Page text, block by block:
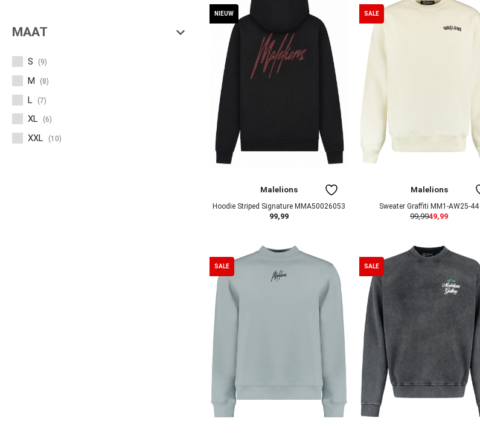
MAAT
S (9)
M (8)
L (7)
XL (6)
XXL (10)
NIEUW
Malelions
Hoodie Striped Signature MMA50026053
99,99
SALE
Malelions
Sweater Graffiti MM1-AW25-44
99,9949,99
SALE SALE